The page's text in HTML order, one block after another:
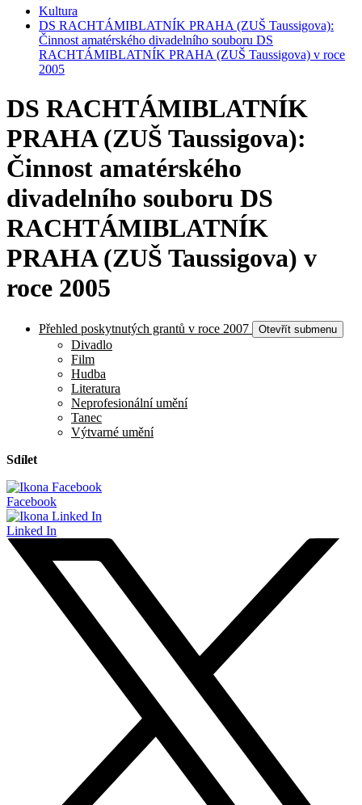
Kultura
DS RACHTÁMIBLATNÍK PRAHA (ZUŠ Taussigova):
Činnost amatérského divadelního souboru DS
RACHTÁMIBLATNÍK PRAHA (ZUŠ Taussigova) v roce
2005
DS RACHTÁMIBLATNÍK
PRAHA (ZUŠ Taussigova):
Činnost amatérského
divadelního souboru DS
RACHTÁMIBLATNÍK
PRAHA (ZUŠ Taussigova) v
roce 2005
Přehled poskytnutých grantů v roce 2007 Otevřít submenu
Divadlo
Film
Hudba
Literatura
Neprofesionální umění
Tanec
Výtvarné umění
Sdílet
Facebook
Linked In